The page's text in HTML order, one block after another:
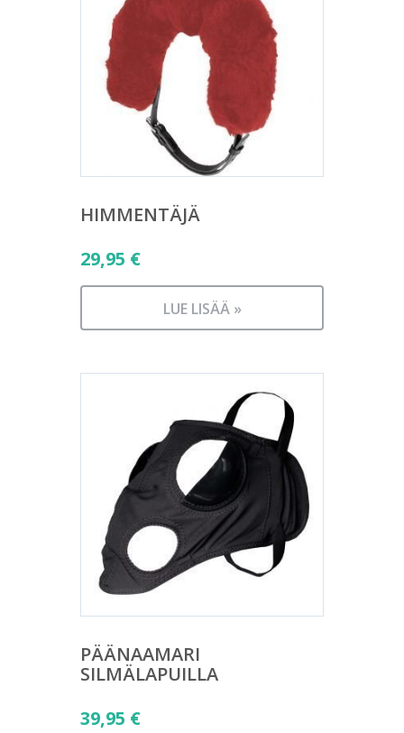
HIMMENTÄJÄ
29,95 €
LUE LISÄÄ »
PÄÄNAAMARI
SILMÄLAPUILLA
39,95 €